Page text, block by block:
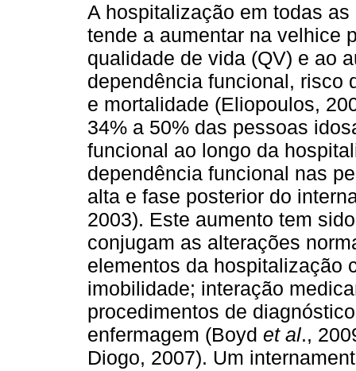
A hospitalização em todas
tende a aumentar na velhice
qualidade de vida (QV) e ao
dependência funcional, risco
e mortalidade (Eliopoulos,
34% a 50% das pessoas
funcional ao longo da
dependência funcional nas
alta e fase posterior do
2003). Este aumento tem
conjugam as alterações
elementos da hospitalização
imobilidade; interação
procedimentos de
enfermagem (Boyd et al.,
Diogo, 2007). Um